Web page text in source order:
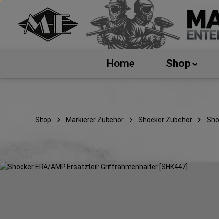
Hauptinhalt springen
Zur Suche springen
Zur Hauptnavigation springen
Home Shop
Shop Markierer Zubehör Shocker Zubehör
Bildergalerie überspringen